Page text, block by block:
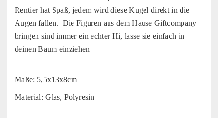
Rentier hat Spaß, jedem wird diese Kugel direkt in die
Augen fallen. Die Figuren aus dem Hause Giftcompany
bringen sind immer ein echter Hi, lasse sie einfach in
deinen Baum einziehen.
Maße: 5,5x13x8cm
Material: Glas, Polyresin